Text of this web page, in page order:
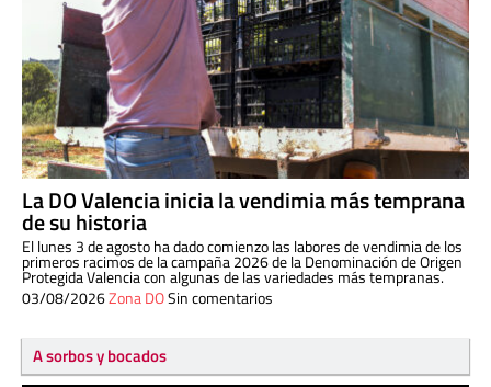
La DO Valencia inicia la vendimia más temprana
de su historia
El lunes 3 de agosto ha dado comienzo las labores de vendimia de los
primeros racimos de la campaña 2026 de la Denominación de Origen
Protegida Valencia con algunas de las variedades más tempranas.
03/08/2026Zona DOSin comentarios
A sorbos y bocados